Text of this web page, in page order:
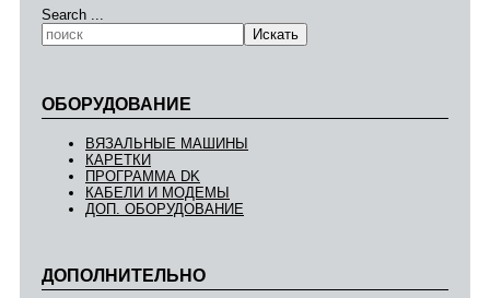
Search ...
Искать
ОБОРУДОВАНИЕ
ВЯЗАЛЬНЫЕ МАШИНЫ
КАРЕТКИ
ПРОГРАММА DK
КАБЕЛИ И МОДЕМЫ
ДОП. ОБОРУДОВАНИЕ
ДОПОЛНИТЕЛЬНО